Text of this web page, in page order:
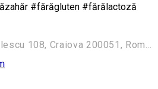
#fărăgluten #fărălactoză